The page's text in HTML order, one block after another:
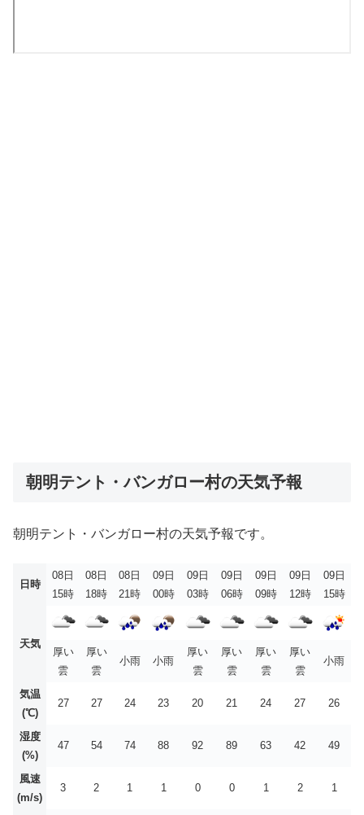
朝明テント・バンガロー村の天気予報
朝明テント・バンガロー村の天気予報です。
日時
08日
15時
08日
18時
08日
21時
09日
00時
09日
03時
09日
06時
09日
09時
09日
12時
09日
15時
天気
厚い
雲
厚い
雲
小雨 小雨
厚い
雲
厚い
雲
厚い
雲
厚い
雲
小雨
気温
(℃)
27 27 24 23 20 21 24 27 26
湿度
(%)
47 54 74 88 92 89 63 42 49
風速
(m/s)
3 2 1 1 0 0 1 2 1